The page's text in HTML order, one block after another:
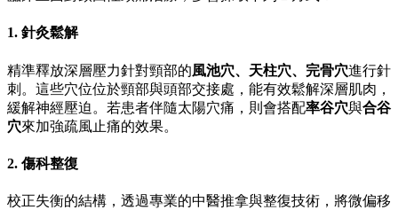
1. 針灸鬆解
精準釋放深層壓力針對頸部的風池穴、天柱穴、完骨穴進行針
刺。這些穴位位於頸部與頭部交接處，能有效鬆解深層肌肉，
緩解神經壓迫。若患者伴隨太陽穴痛，則會搭配率谷穴與合谷
穴來加強疏風止痛的效果。
2. 傷科整復
校正失衡的結構，透過專業的中醫推拿與整復技術，將微偏移